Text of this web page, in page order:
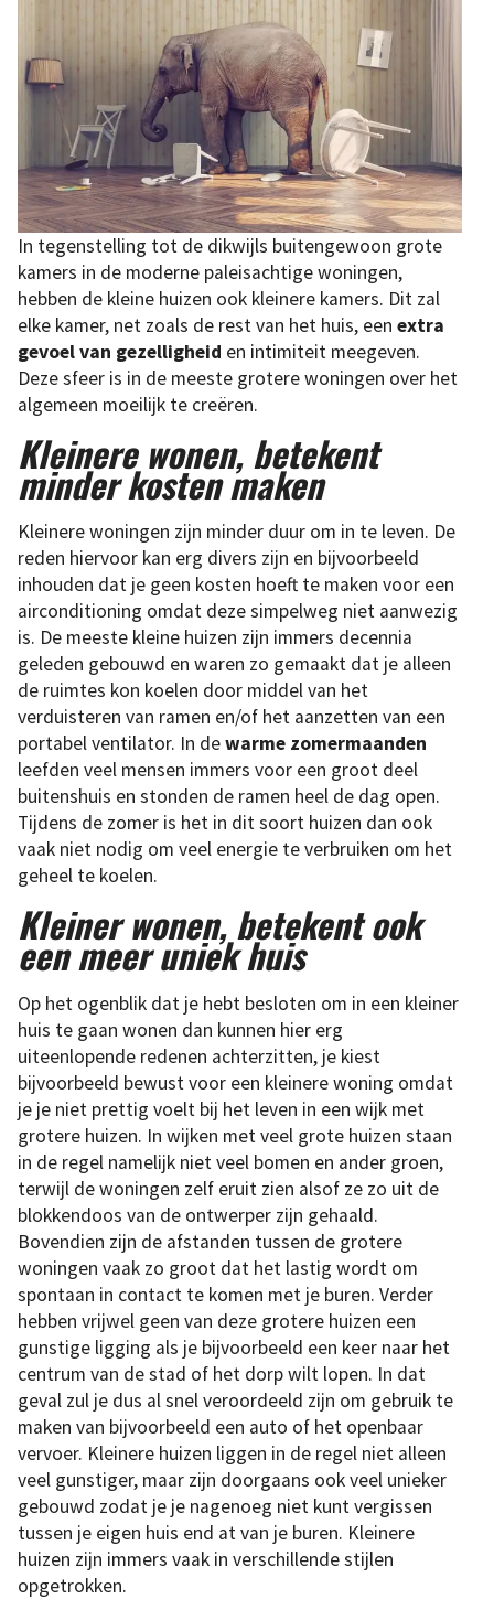
In tegenstelling tot de dikwijls buitengewoon grote
kamers in de moderne paleisachtige woningen,
hebben de kleine huizen ook kleinere kamers. Dit zal
elke kamer, net zoals de rest van het huis, een extra
gevoel van gezelligheid en intimiteit meegeven.
Deze sfeer is in de meeste grotere woningen over het
algemeen moeilijk te creëren.
Kleinere wonen, betekent
minder kosten maken
Kleinere woningen zijn minder duur om in te leven. De
reden hiervoor kan erg divers zijn en bijvoorbeeld
inhouden dat je geen kosten hoeft te maken voor een
airconditioning omdat deze simpelweg niet aanwezig
is. De meeste kleine huizen zijn immers decennia
geleden gebouwd en waren zo gemaakt dat je alleen
de ruimtes kon koelen door middel van het
verduisteren van ramen en/of het aanzetten van een
portabel ventilator. In dewarme zomermaanden
leefden veel mensen immers voor een groot deel
buitenshuis en stonden de ramen heel de dag open.
Tijdens de zomer is het in dit soort huizen dan ook
vaak niet nodig om veel energie te verbruiken om het
geheel te koelen.
Kleiner wonen, betekent ook
een meer uniek huis
Op het ogenblik dat je hebt besloten om in een kleiner
huis te gaan wonen dan kunnen hier erg
uiteenlopende redenen achterzitten, je kiest
bijvoorbeeld bewust voor een kleinere woning omdat
je je niet prettig voelt bij het leven in een wijk met
grotere huizen. In wijken met veel grote huizen staan
in de regel namelijk niet veel bomen en ander groen,
terwijl de woningen zelf eruit zien alsof ze zo uit de
blokkendoos van de ontwerper zijn gehaald.
Bovendien zijn de afstanden tussen de grotere
woningen vaak zo groot dat het lastig wordt om
spontaan in contact te komen met je buren. Verder
hebben vrijwel geen van deze grotere huizen een
gunstige ligging als je bijvoorbeeld een keer naar het
centrum van de stad of het dorp wilt lopen. In dat
geval zul je dus al snel veroordeeld zijn om gebruik te
maken van bijvoorbeeld een auto of het openbaar
vervoer. Kleinere huizen liggen in de regel niet alleen
veel gunstiger, maar zijn doorgaans ook veel unieker
gebouwd zodat je je nagenoeg niet kunt vergissen
tussen je eigen huis end at van je buren. Kleinere
huizen zijn immers vaak in verschillende stijlen
opgetrokken.